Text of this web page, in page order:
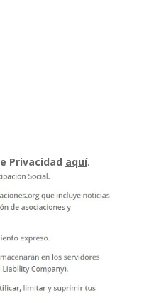
Privacidad aquí.